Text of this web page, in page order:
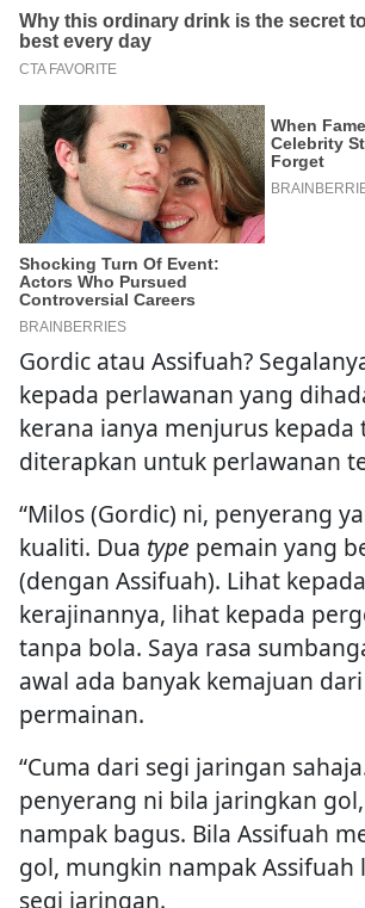
Gordic atau Assifuah?
kepada perlawanan yang
kerana ianya menjurus kepada
diterapkan untuk perlawanan
“Milos (Gordic) ni, penyerang
kualiti. Dua type pemain yang
(dengan Assifuah). Lihat kepada
kerajinannya, lihat kepada
tanpa bola. Saya rasa
awal ada banyak kemajuan
permainan.
“Cuma dari segi jaringan
penyerang ni bila jaringkan
nampak bagus. Bila Assifuah
gol, mungkin nampak Assifuah
segi jaringan.